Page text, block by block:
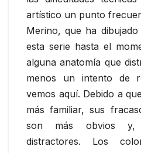
artístico un punto
Merino, que ha
esta serie hasta el
alguna anatomía que
menos un intento de
vemos aquí. Debido a
más familiar, sus
son más obvios y,
distractores. Los